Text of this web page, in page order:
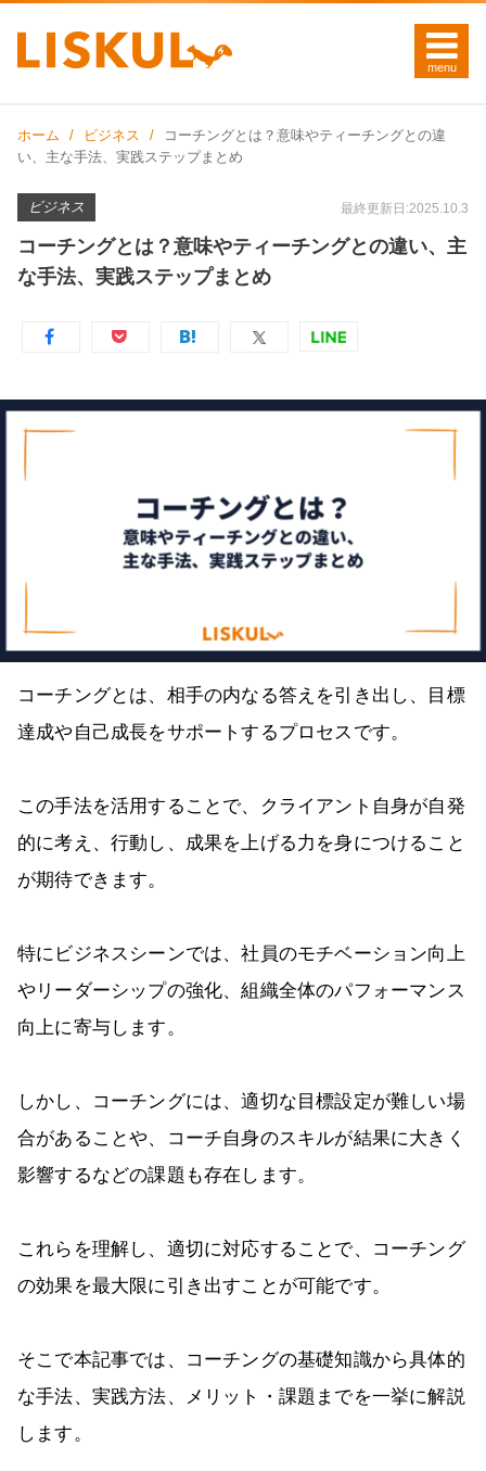
ホーム ビジネス
コーチングとは？意味やティーチングとの違
い、主な手法、実践ステップまとめ
ビジネス 最終更新日:2025.10.3
コーチングとは？意味やティーチングとの違い、主
な手法、実践ステップまとめ
コーチングとは、相手の内なる答えを引き出し、目標
達成や自己成長をサポートするプロセスです。
この手法を活用することで、クライアント自身が自発
的に考え、行動し、成果を上げる力を身につけること
が期待できます。
特にビジネスシーンでは、社員のモチベーション向上
やリーダーシップの強化、組織全体のパフォーマンス
向上に寄与します。
しかし、コーチングには、適切な目標設定が難しい場
合があることや、コーチ自身のスキルが結果に大きく
影響するなどの課題も存在します。
これらを理解し、適切に対応することで、コーチング
の効果を最大限に引き出すことが可能です。
そこで本記事では、コーチングの基礎知識から具体的
な手法、実践方法、メリット・課題までを一挙に解説
します。